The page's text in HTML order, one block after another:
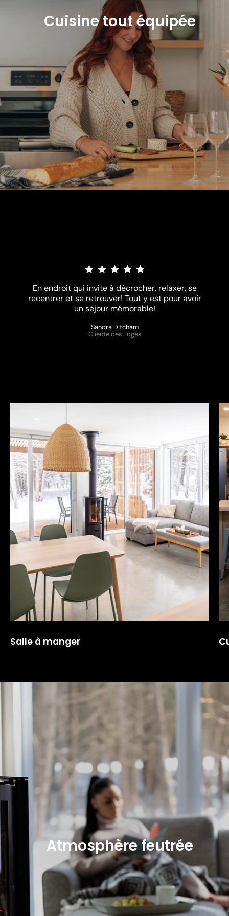
Cuisine tout équipée
En endroit qui invite à décrocher, relaxer, se
recentrer et se retrouver! Tout y est pour avoir
un séjour mémorable!
Sandra Ditcham
Cliente des Loges
Salle à manger
Atmosphère feutrée